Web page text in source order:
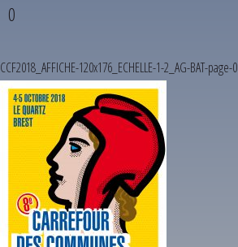
0
CCF2018_AFFICHE-120x176_ECHELLE-1-2_AG-BAT-page-0